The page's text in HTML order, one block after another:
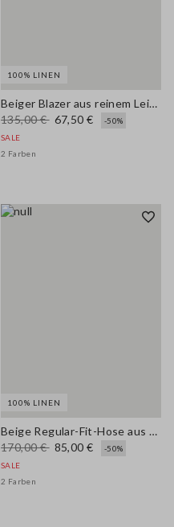
100% LINEN
Beiger Blazer aus reinem Leinen im Regular Fit
135,00 € 67,50 €
-50%
SALE
2 Farben
100% LINEN
Beige Regular-Fit-Hose aus reinem Leinen
170,00 € 85,00 €
-50%
SALE
2 Farben